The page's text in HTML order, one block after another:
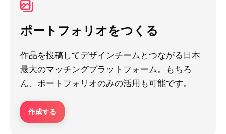
ポートフォリオをつくる
作品を投稿してデザインチームとつながる日本
最大のマッチングプラットフォーム。もちろ
ん、ポートフォリオのみの活用も可能です。
作成する